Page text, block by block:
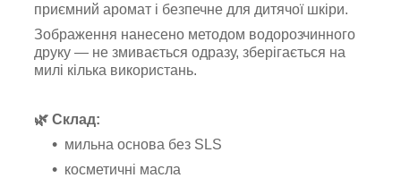
приємний аромат і безпечне для дитячої шкіри.
Зображення нанесено методом водорозчинного
друку — не змивається одразу, зберігається на
милі кілька використань.
🌿 Склад:
мильна основа без SLS
косметичні масла